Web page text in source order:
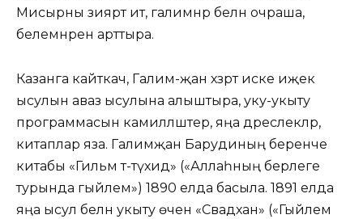
Мисырны зиярәт итә, галимнәр белән очраша,
белемнәрен арттыра.
Казанга кайткач, Галим-җан хәзрәт иске иҗек
ысулын аваз ысулына алыштыра, уку-укыту
программасын камилләштерә, яңа дәреслекләр,
китаплар яза. Галимҗан Барудиның беренче
китабы «Гильм әт-тәүхид» («Аллаһның берлеге
турында гыйлем») 1890 елда басыла. 1891 елда
яңа ысул белән укыту өчен «Сәвадхан» («Гыйлем